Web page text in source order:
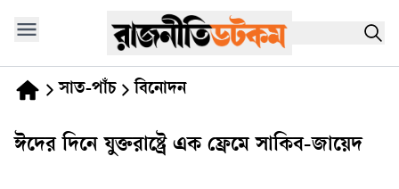
সাত-পাঁচ বিনোদন
ঈদের দিনে যুক্তরাষ্ট্রে এক ফ্রেমে সাকিব-জায়েদ